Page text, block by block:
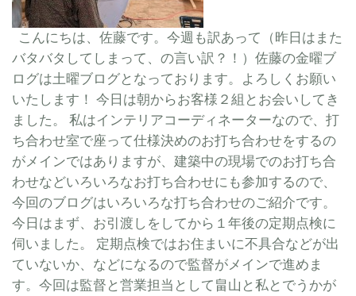
こんにちは、佐藤です。今週も訳あって（昨日はまた
バタバタしてしまって、の言い訳？！）佐藤の金曜ブ
ログは土曜ブログとなっております。よろしくお願い
いたします！ 今日は朝からお客様２組とお会いしてき
ました。 私はインテリアコーディネーターなので、打
ち合わせ室で座って仕様決めのお打ち合わせをするの
がメインではありますが、建築中の現場でのお打ち合
わせなどいろいろなお打ち合わせにも参加するので、
今回のブログはいろいろな打ち合わせのご紹介です。
今日はまず、お引渡しをしてから１年後の定期点検に
伺いました。 定期点検ではお住まいに不具合などが出
ていないか、などになるので監督がメインで進めま
す。今回は監督と営業担当として畠山と私とでうかが